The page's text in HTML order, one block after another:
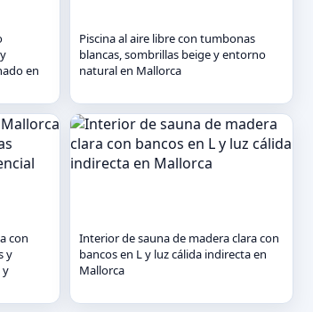
en
Piscina al aire libre con tumbonas
blancas, sombrillas beige y entorno
natural en Mallorca
con
y
y
Interior de sauna de madera clara con
bancos en L y luz cálida indirecta en
Mallorca